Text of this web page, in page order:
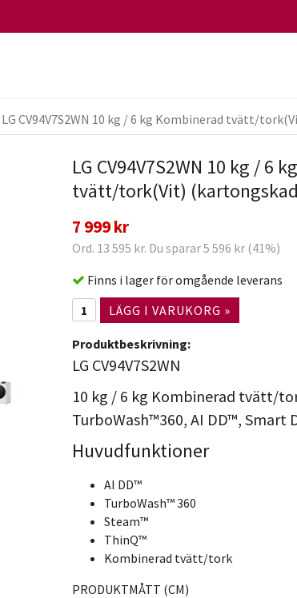
LG CV94V7S2WN 10 kg / 6 kg Kombinerad tvätt/
LG CV94V7S2WN 10 kg / 6
tvätt/tork(Vit)
7 999 kr
Ord. 13 595 kr. Du sparar 5 596 kr (41%)
Finns i lager för omgående leverans
LÄGG I VARUKORG »
Produktbeskrivning:
LG CV94V7S2WN
10 kg / 6 kg Kombinerad tvätt/
TurboWash™360, AI DD™, Smart
Huvudfunktioner
AI DD™
TurboWash™ 360
Steam™
ThinQ™
Kombinerad tvätt/tork
PRODUKTMÅTT (CM)